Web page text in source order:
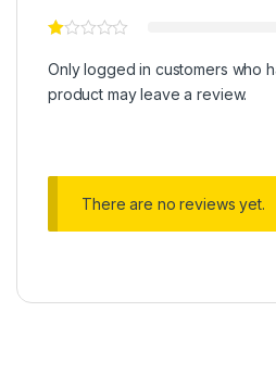
Only logged in customers who
product may leave a review.
There are no reviews yet.